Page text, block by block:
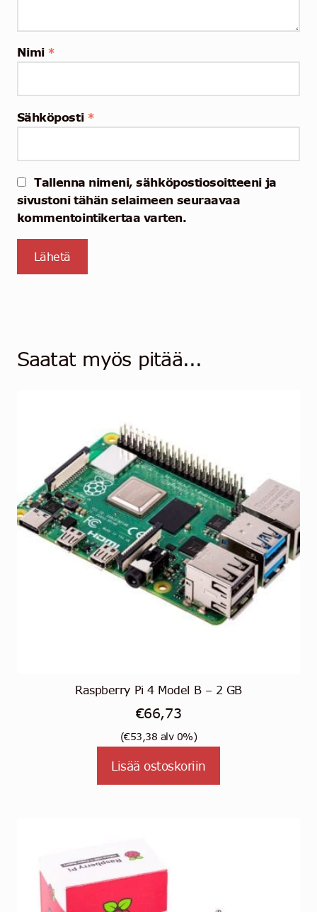
Nimi *
Sähköposti *
Tallenna nimeni, sähköpostiosoitteeni ja
sivustoni tähän selaimeen seuraavaa
kommentointikertaa varten.
Saatat myös pitää...
Raspberry Pi 4 Model B – 2 GB
€66,73
(€53,38 alv 0%)
Lisää ostoskoriin